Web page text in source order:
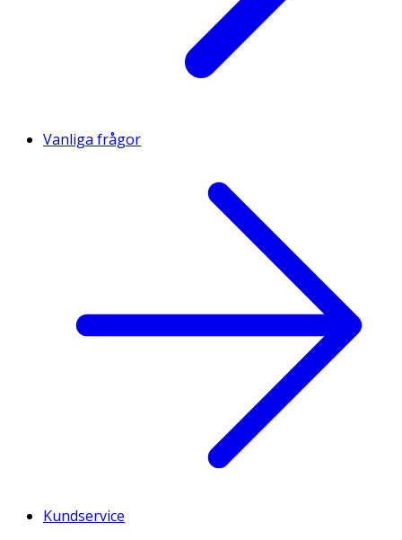
Vanliga frågor
Kundservice